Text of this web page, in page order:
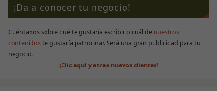
¡Da a conocer tu negocio!
Cuéntanos sobre qué te gustaría escribir o cuál de nuestros
contenidoste gustaría patrocinar. Será una gran publicidad para tu
negocio.
¡Clic aquí y atrae nuevos clientes!
Necesarias
Estas cookies
no son
para que la